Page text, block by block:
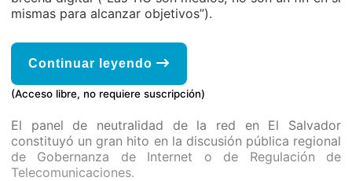
mismas para alcanzar objetivos”).
Continuar leyendo
(Acceso libre, no requiere suscripción)
El panel de neutralidad de la red en El Salvador
constituyó un gran hito en la discusión pública regional
de Gobernanza de Internet o de Regulación de
Telecomunicaciones.